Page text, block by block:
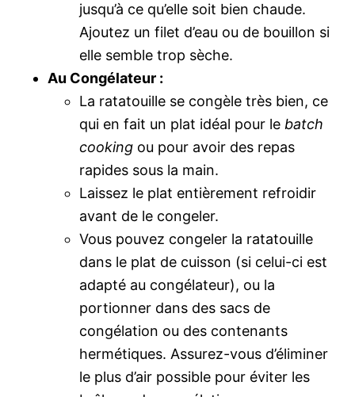
jusqu’à ce qu’elle soit bien chaude.
Ajoutez un filet d’eau ou de bouillon si
elle semble trop sèche.
Au Congélateur :
La ratatouille se congèle très bien, ce
qui en fait un plat idéal pour le batch
cooking ou pour avoir des repas
rapides sous la main.
Laissez le plat entièrement refroidir
avant de le congeler.
Vous pouvez congeler la ratatouille
dans le plat de cuisson (si celui-ci est
adapté au congélateur), ou la
portionner dans des sacs de
congélation ou des contenants
hermétiques. Assurez-vous d’éliminer
le plus d’air possible pour éviter les